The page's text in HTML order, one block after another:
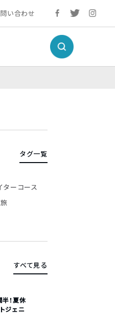
い合わせ
タグ一覧
ーコース
すべて見る
！夏休
ジェニ